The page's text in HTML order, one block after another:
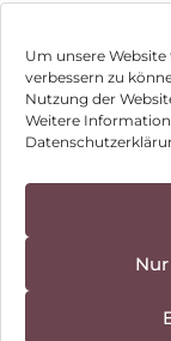
Um unsere
verbessern zu
Nutzung der
Weitere
Impressum
Hinweis zur